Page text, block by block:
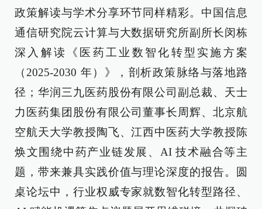
政策解读与学术分享环节同样精彩。中国信息
通信研究院云计算与大数据研究所副所长闵栋
深入解读《医药工业数智化转型实施方案
（2025-2030 年）》，剖析政策脉络与落地路
径；华润三九医药股份有限公司副总裁、天士
力医药集团股份有限公司董事长周辉、北京航
空航天大学教授陶飞、江西中医药大学教授陈
焕文围绕中药产业链发展、AI 技术融合等主
题，带来兼具实践价值与理论深度的报告。圆
桌论坛中，行业权威专家就数智化转型路径、